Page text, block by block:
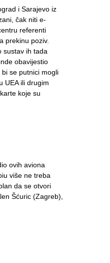
i Sarajevo iz
čak niti e-
referenti
prekinu poziv.
sustav ih tada
obavijestio
se putnici mogli
UEA ili drugim
koje su
ovih aviona
više ne treba
da se otvori
Šćuric (Zagreb),